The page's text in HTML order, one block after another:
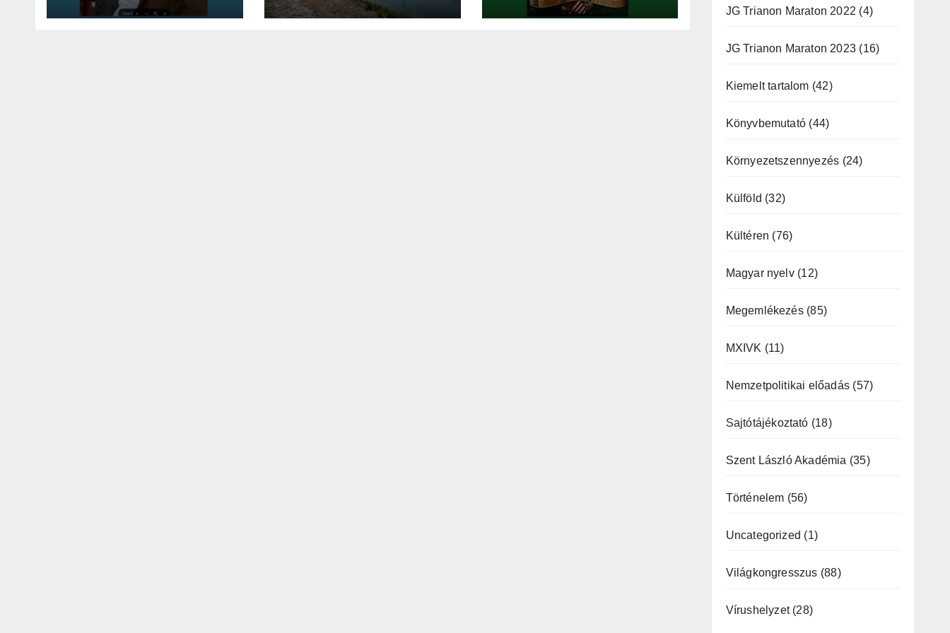
kell tennünk a
Dunával
autonómiája
JG Trianon Maraton 2022 (4)
JG Trianon Maraton 2023 (16)
Kiemelt tartalom (42)
Könyvbemutató (44)
Környezetszennyezés (24)
Külföld (32)
Kültéren (76)
Magyar nyelv(12)
Megemlékezés(85)
MXIVK (11)
Nemzetpolitikai előadás (57)
Sajtótájékoztató (18)
Szent László Akadémia (35)
Történelem (56)
Uncategorized (1)
Világkongresszus (88)
Vírushelyzet(28)